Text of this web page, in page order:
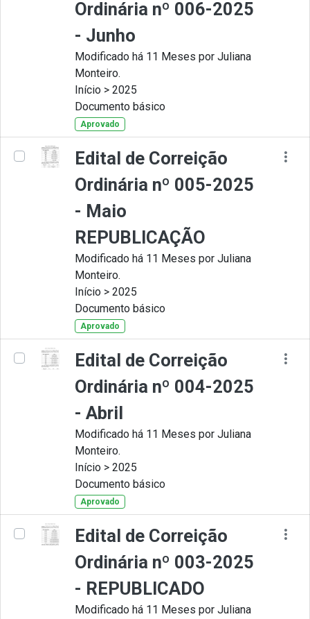
Ordinária nº 006-2025
- Junho
Modificado há 11 Meses por Juliana
Monteiro.
Início > 2025
Documento básico
Aprovado
Edital de Correição
Ordinária nº 005-2025
- Maio
REPUBLICAÇÃO
Modificado há 11 Meses por Juliana
Monteiro.
Início > 2025
Documento básico
Aprovado
Edital de Correição
Ordinária nº 004-2025
- Abril
Modificado há 11 Meses por Juliana
Monteiro.
Início > 2025
Documento básico
Aprovado
Edital de Correição
Ordinária nº 003-2025
- REPUBLICADO
Modificado há 11 Meses por Juliana